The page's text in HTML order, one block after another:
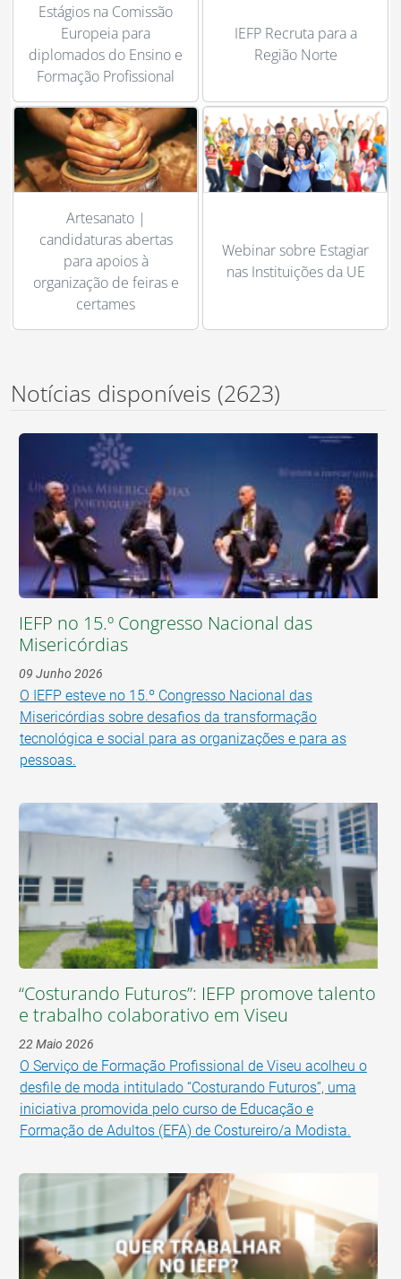
Estágios na Comissão
Europeia para
diplomados do Ensino e
Formação Profissional
IEFP Recruta para a
Região Norte
Artesanato |
candidaturas abertas
para apoios à
organização de feiras e
certames
Webinar sobre Estagiar
nas Instituições da UE
Notícias disponíveis (2623)
IEFP no 15.º Congresso Nacional das
Misericórdias
09 Junho 2026
O IEFP esteve no 15.º Congresso Nacional das
Misericórdias sobre desafios da transformação
tecnológica e social para as organizações e para as
pessoas.
“Costurando Futuros”: IEFP promove talento
e trabalho colaborativo em Viseu
22 Maio 2026
O Serviço de Formação Profissional de Viseu acolheu o
desfile de moda intitulado “Costurando Futuros”, uma
iniciativa promovida pelo curso de Educação e
Formação de Adultos (EFA) de Costureiro/a Modista.